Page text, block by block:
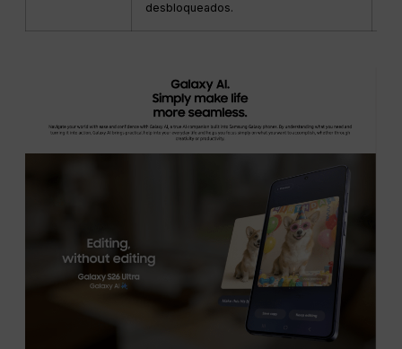
desbloqueados.